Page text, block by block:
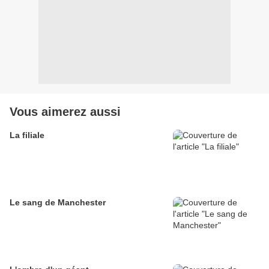
Vous aimerez aussi
La filiale
Le sang de Manchester